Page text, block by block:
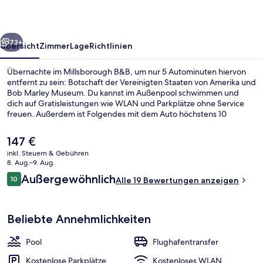
Weiter
73+
ÜbersichtZimmerLageRichtlinien
Übernachte im Millsborough B&B, um nur 5 Autominuten hiervon
entfernt zu sein: Botschaft der Vereinigten Staaten von Amerika und
Bob Marley Museum. Du kannst im Außenpool schwimmen und
dich auf Gratisleistungen wie WLAN und Parkplätze ohne Service
freuen. Außerdem ist Folgendes mit dem Auto höchstens 10
Der
aktuelle
Preis
beträgt
147 €.
147 €
inkl. Steuern & Gebühren
8. Aug.–9. Aug.
Bewertungen
1010 von 10.
AußergewöhnlichAlle 19 Bewertungen anzeigen
Beliebte Annehmlichkeiten
Pool
Flughafentransfer
Kostenlose Parkplätze
Kostenloses WLAN